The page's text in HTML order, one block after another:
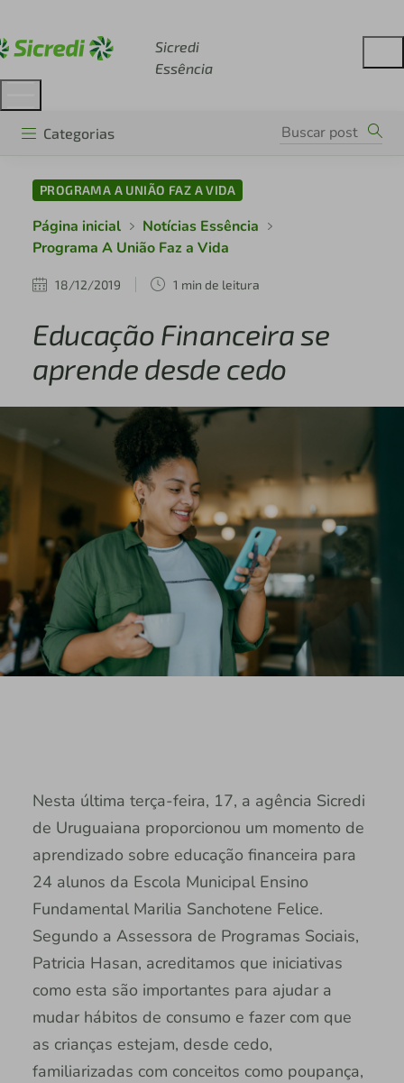
Sicredi
Essência
Categorias
PROGRAMA A UNIÃO FAZ A VIDA
Página inicial
Notícias Essência
Programa A União Faz a Vida
18/12/2019 1 min de leitura
Educação Financeira se
aprende desde cedo
Nesta última terça-feira, 17, a agência Sicredi
de Uruguaiana proporcionou um momento de
aprendizado sobre educação financeira para
24 alunos da Escola Municipal Ensino
Fundamental Marilia Sanchotene Felice.
Segundo a Assessora de Programas Sociais,
Patricia Hasan, acreditamos que iniciativas
como esta são importantes para ajudar a
mudar hábitos de consumo e fazer com que
as crianças estejam, desde cedo,
familiarizadas com conceitos como poupança,